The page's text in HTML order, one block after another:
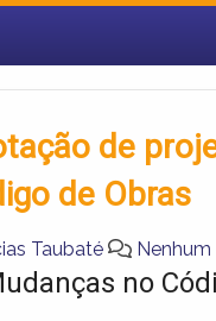
de
de Obras
Taubaté
no